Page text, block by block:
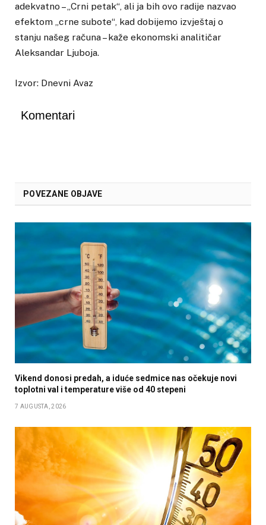
adekvatno – „Crni petak“, ali ja bih ovo radije nazvao
efektom „crne subote“, kad dobijemo izvještaj o
stanju našeg računa – kaže ekonomski analitičar
Aleksandar Ljuboja.
Izvor: Dnevni Avaz
Komentari
POVEZANE OBJAVE
Vikend donosi predah, a iduće sedmice nas očekuje novi
toplotni val i temperature više od 40 stepeni
7 AUGUSTA, 2026